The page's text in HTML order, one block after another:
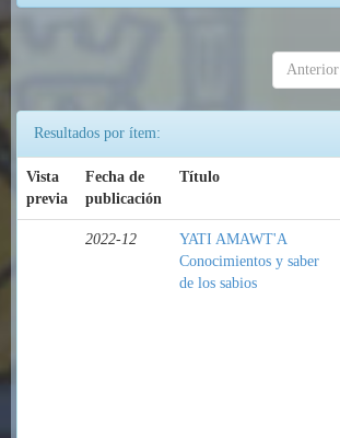
Anterior
Resultados por ítem:
Vista
previa
Fecha de
publicación
Título
2022-12
YATI AMAWT'A
Conocimientos y saber
de los sabios